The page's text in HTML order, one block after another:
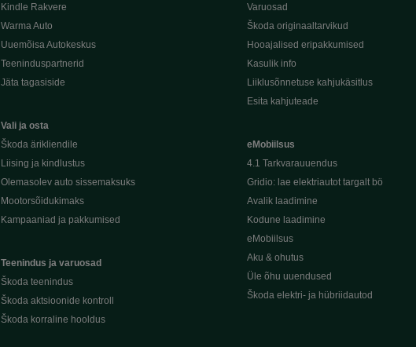
Kindle Rakvere
Warma Auto
Uuemõisa Autokeskus
Teeninduspartnerid
Jäta tagasiside
Vali ja osta
Škoda ärikliendile
Liising ja kindlustus
Olemasolev auto sissemaksuks
Mootorsõidukimaks
Kampaaniad ja pakkumised
Teenindus ja varuosad
Škoda teenindus
Škoda aktsioonide kontroll
Škoda korraline hooldus
Varuosad
Škoda originaaltarvikud
Hooajalised eripakkumised
Kasulik info
Liiklusõnnetuse kahjukäsitlus
Esita kahjuteade
eMobiilsus
4.1 Tarkvarauuendus
Gridio: lae elektriautot targalt bö
Avalik laadimine
Kodune laadimine
eMobiilsus
Aku & ohutus
Üle õhu uuendused
Škoda elektri- ja hübriidautod